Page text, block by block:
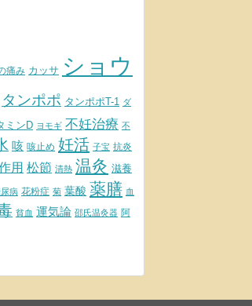
痛み カッサ ショウ
タンポポ タンポポT-1 ダ
ミンD ヨモギ 不妊治療 不
咳 咳止め 妊活 子宝 抗炎
用 松節 清熱 温灸 滋養
病 花粉症 菊 葉酸 薬膳 血
貧血 運気論 邵氏温灸器 阿